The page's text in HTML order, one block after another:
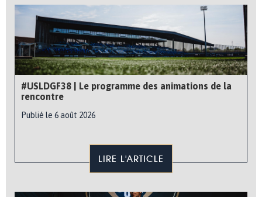
#USLDGF38 | Le programme des animations de la
rencontre
Publié le 6 août 2026
LIRE L'ARTICLE